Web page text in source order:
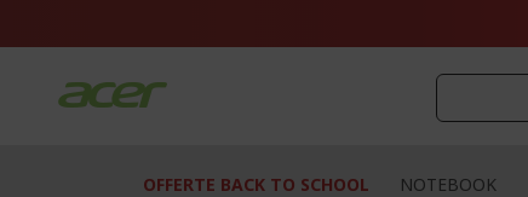
OFFERTE BACK TO SCHOOL NOTEBOOK